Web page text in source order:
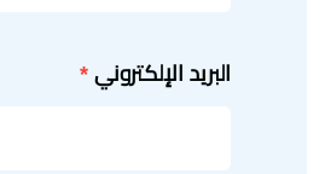
البريد الإلكتروني *